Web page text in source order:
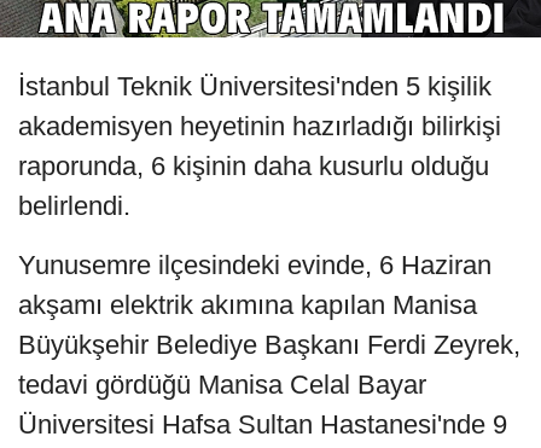
İstanbul Teknik Üniversitesi'nden 5 kişilik
akademisyen heyetinin hazırladığı bilirkişi
raporunda, 6 kişinin daha kusurlu olduğu
belirlendi.
Yunusemre ilçesindeki evinde, 6 Haziran
akşamı elektrik akımına kapılan Manisa
Büyükşehir Belediye Başkanı Ferdi Zeyrek,
tedavi gördüğü Manisa Celal Bayar
Üniversitesi Hafsa Sultan Hastanesi'nde 9